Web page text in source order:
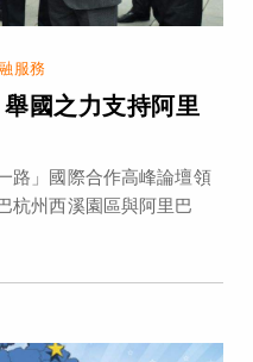
服務
國之力支持阿里
路」國際合作高峰論壇領
杭州西溪園區與阿里巴